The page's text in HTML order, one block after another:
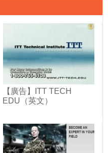
【廣告】ITT TECH
EDU（英文）